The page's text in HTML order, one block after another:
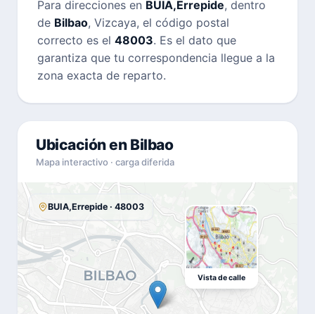
Para direcciones en BUIA,Errepide, dentro
de Bilbao, Vizcaya, el código postal
correcto es el 48003. Es el dato que
garantiza que tu correspondencia llegue a la
zona exacta de reparto.
Ubicación en Bilbao
Mapa interactivo · carga diferida
BUIA,Errepide · 48003
Vista de calle